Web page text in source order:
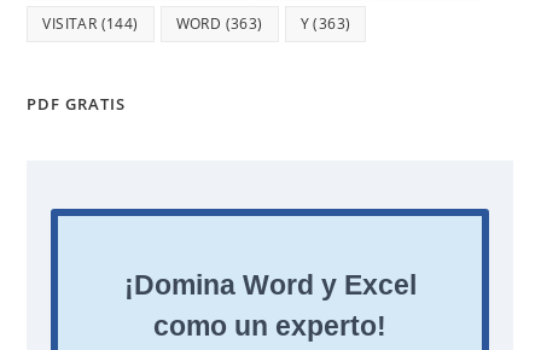
VISITAR (144) WORD (363) Y(363)
PDF GRATIS